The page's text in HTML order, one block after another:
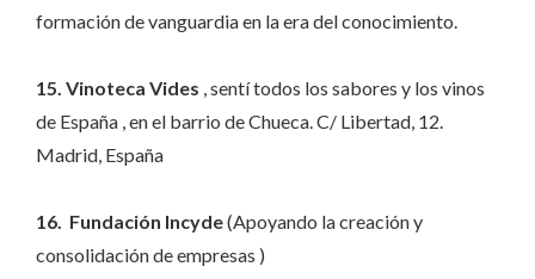
formación de vanguardia en la era del conocimiento.
15. Vinoteca Vides , sentí todos los sabores y los vinos
de España , en el barrio de Chueca. C/ Libertad, 12.
Madrid, España
16. Fundación Incyde(Apoyando la creación y
consolidación de empresas )